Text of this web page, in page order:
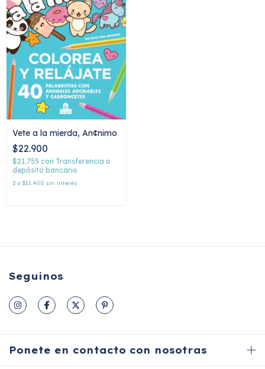
Vete a la mierda, An¢nimo
$22.900
$21.755 con Transferencia o
depósito bancario
2 x $11.450 sin interés
Seguinos
Ponete en contacto con nosotras